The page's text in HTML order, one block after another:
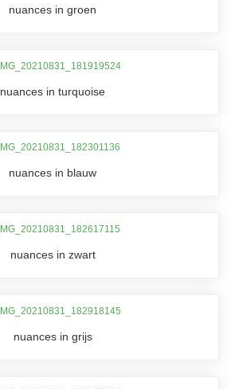
nuances in groen
nuances in turquoise
nuances in blauw
nuances in zwart
nuances in grijs